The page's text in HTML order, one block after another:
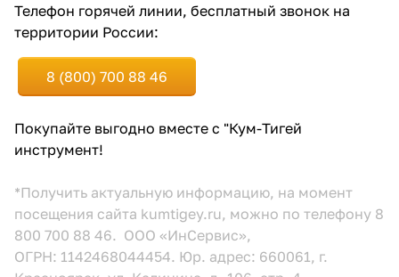
Телефон горячей линии, бесплатный звонок на
территории России:
8 (800) 700 88 46
Покупайте выгодно вместе с "Кум-Тигей
инструмент!
*Получить актуальную информацию, на момент
посещения сайта kumtigey.ru, можно по телефону 8
800 700 88 46. ООО «ИнСервис»,
ОГРН: 1142468044454. Юр. адрес: 660061, г.